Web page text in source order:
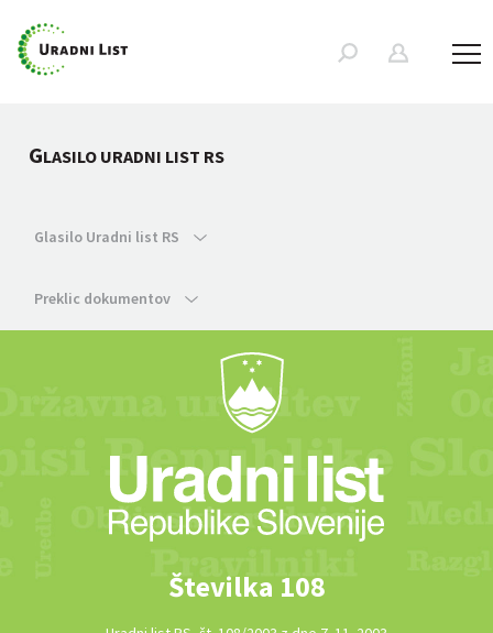
GLASILO URADNI LIST RS
Glasilo Uradni list RS
Preklic dokumentov
Številka 108